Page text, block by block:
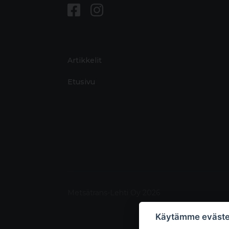
Artikkelit
Etusivu
Käytämme